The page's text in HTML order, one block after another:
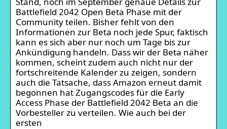
Battlefield 2042 Open Beta Phase mit der
Community teilen. Bisher fehlt von den
Informationen zur Beta noch jede Spur, faktisch
kann es sich aber nur noch um Tage bis zur
Ankündigung handeln. Dass wir der Beta näher
kommen, scheint zudem auch nicht nur der
fortschreitende Kalender zu zeigen, sondern
auch die Tatsache, dass Amazon erneut damit
begonnen hat Zugangscodes für die Early
Access Phase der Battlefield 2042 Beta an die
Vorbesteller zu verteilen. Wie auch bei der
ersten